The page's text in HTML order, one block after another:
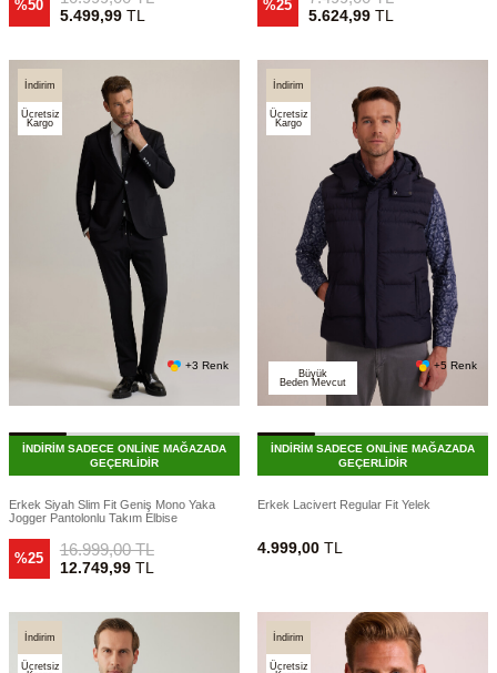
%50
5.499,99TL
%25
5.624,99TL
İndirim
Ücretsiz
Kargo
+3 Renk
İNDİRİM SADECE ONLİNE MAĞAZADA
GEÇERLİDİR
Erkek Siyah Slim Fit Geniş Mono Yaka
Jogger Pantolonlu Takım Elbise
%25 16.999,00TL
12.749,99TL
İndirim
Ücretsiz
Kargo
Büyük
Beden Mevcut
+5 Renk
İNDİRİM SADECE ONLİNE MAĞAZADA
GEÇERLİDİR
Erkek Lacivert Regular Fit Yelek
4.999,00 TL
İndirim
Ücretsiz
İndirim
Ücretsiz